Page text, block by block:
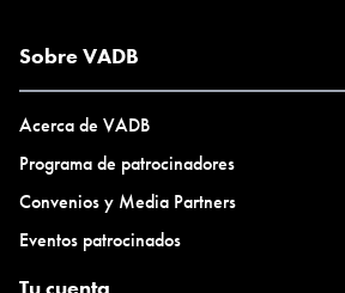
Sobre VADB
Acerca de VADB
Programa de patrocinadores
Convenios y Media Partners
Eventos patrocinados